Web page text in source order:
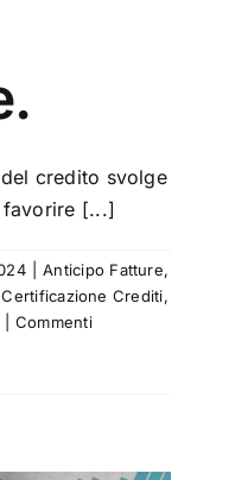
credito svolge
favorire [...]
Anticipo Fatture,
Certificazione Crediti,
Commenti